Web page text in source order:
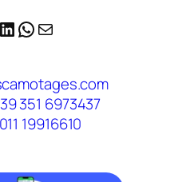
LinkedIn
WhatsApp
Email
351 6973437
19916610